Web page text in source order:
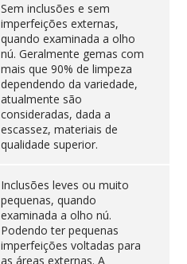
Sem inclusões e sem
imperfeições externas,
quando examinada a olho
nú. Geralmente gemas com
mais que 90% de limpeza
dependendo da variedade,
atualmente são
consideradas, dada a
escassez, materiais de
qualidade superior.
Inclusões leves ou muito
pequenas, quando
examinada a olho nú.
Podendo ter pequenas
imperfeições voltadas para
as áreas externas. A